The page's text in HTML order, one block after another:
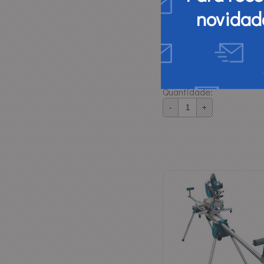
Regua Guia Fsn 1100 Bosch -
1600Z00006
R$ 669,60
Quantidade:
- +